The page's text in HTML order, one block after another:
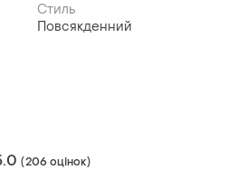
Стиль
Повсякденний
(206 оцінок)